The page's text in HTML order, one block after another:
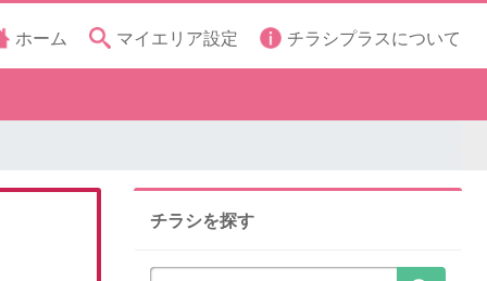
ホーム マイエリア設定 チラシプラスについて
チラシを探す